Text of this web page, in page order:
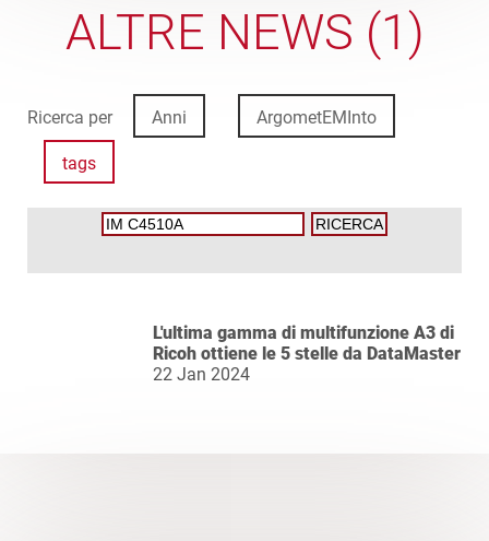
ALTRE NEWS (1)
Ricerca per Anni ArgometEMInto
tags
L'ultima gamma di multifunzione A3 di
Ricoh ottiene le 5 stelle da DataMaster
22 Jan 2024